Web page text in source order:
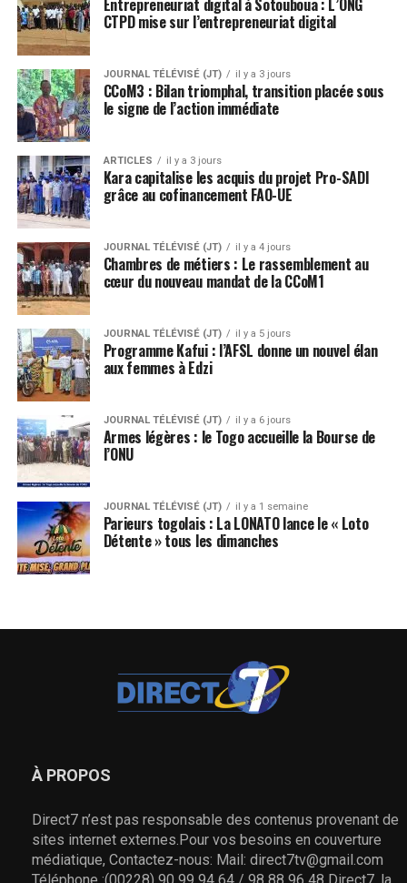
CTPD mise sur l’entrepreneuriat digital
JOURNAL TÉLÉVISÉ (JT) il y a 3 jours
CCoM3 : Bilan triomphal, transition placée sous
le signe de l’action immédiate
ARTICLES il y a 3 jours
Kara capitalise les acquis du projet Pro-SADI
grâce au cofinancement FAO-UE
JOURNAL TÉLÉVISÉ (JT) il y a 4 jours
Chambres de métiers : Le rassemblement au
cœur du nouveau mandat de la CCoM1
JOURNAL TÉLÉVISÉ (JT) il y a 5 jours
Programme Kafui : l’AFSL donne un nouvel élan
aux femmes à Edzi
JOURNAL TÉLÉVISÉ (JT) il y a 6 jours
Armes légères : le Togo accueille la Bourse de
l’ONU
JOURNAL TÉLÉVISÉ (JT) il y a 1 semaine
Parieurs togolais : La LONATO lance le « Loto
Détente » tous les dimanches
À PROPOS
Direct7 n’est pas responsable des contenus provenant de
sites internet externes.Pour vos besoins en couverture
médiatique, Contactez-nous: Mail: direct7tv@gmail.com